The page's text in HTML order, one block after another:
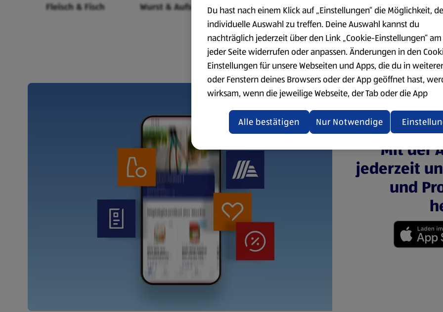
Fleisch & Fisch Wurst & Aufschnitt Käse
Milchprodukte &
Eier
Mit der
jederzeit
und
Du hast nach einem Klick auf „Einstellungen“ die Möglichkeit,
individuelle Auswahl zu treffen. Deine Auswahl kannst du
nachträglich jederzeit über den Link „Cookie-Einstellungen“
jeder Seite widerrufen oder anpassen. Änderungen in den
Einstellungen für unsere Webseiten und Apps, die du in
oder Fenstern deines Browsers oder der App geöffnet hast,
wirksam, wenn die jeweilige Webseite, der Tab oder die App
aktualisiert oder geschlossen und anschließend wieder geöffnet
Datenschutzerklärung zur Verfügung.
Übersicht der Webseitenbetreiber und Datenschutzerklärungen
Nur Notwendige
Alle bestätigen